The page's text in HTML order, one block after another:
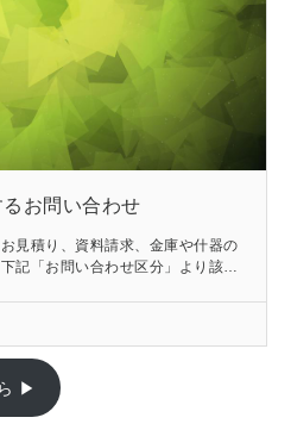
お問い合わせ
見積り、資料請求、金庫や什器の
記「お問い合わせ区分」より該当
▶